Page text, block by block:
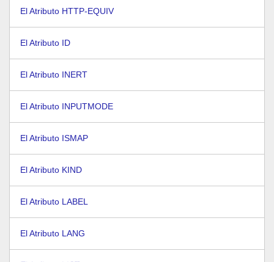
El Atributo HTTP-EQUIV
El Atributo ID
El Atributo INERT
El Atributo INPUTMODE
El Atributo ISMAP
El Atributo KIND
El Atributo LABEL
El Atributo LANG